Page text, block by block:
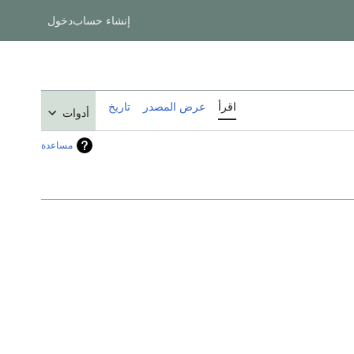
إنشاء حسابدخول
اقرأ عرض المصدر تاريخ أدوات
مساعدة